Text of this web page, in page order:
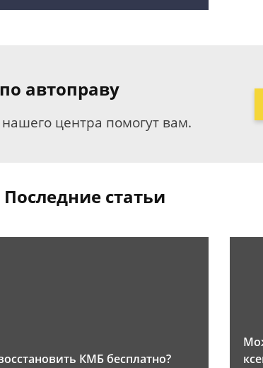
автоправу
центра помогут вам.
Последние статьи
КМБ бесплатно?